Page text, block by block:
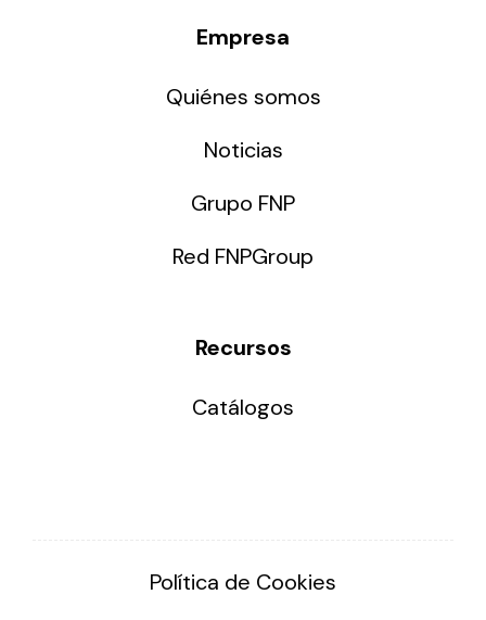
Empresa
Quiénes somos
Noticias
Grupo FNP
Red FNPGroup
Recursos
Catálogos
Política de Cookies